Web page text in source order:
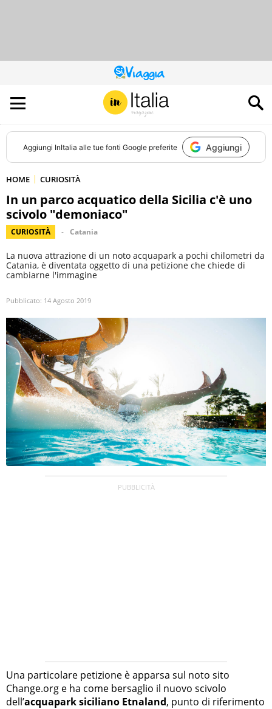
QUESTO
SITO
CONTRIBUISCE
ALL’AUDIENCE
DI
Aggiungi InItalia alle tue fonti Google preferite Aggiungi
HOME CURIOSITÀ
In un parco acquatico della Sicilia c'è uno
scivolo "demoniaco"
CURIOSITÀ Catania
La nuova attrazione di un noto acquapark a pochi chilometri da
Catania, è diventata oggetto di una petizione che chiede di
cambiarne l'immagine
Pubblicato: 14 Agosto 2019
Una particolare petizione è apparsa sul noto sito
Change.org e ha come bersaglio il nuovo scivolo
dell’acquapark siciliano Etnaland, punto di riferimento